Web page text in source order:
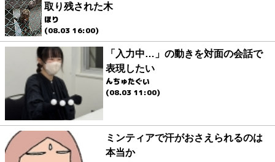
取り残された木
ほり
(08.03 16:00)
「入力中…」の動きを対面の会話で
表現したい
んちゅたぐい
(08.03 11:00)
ミンティアで汗がおさえられるのは
本当か